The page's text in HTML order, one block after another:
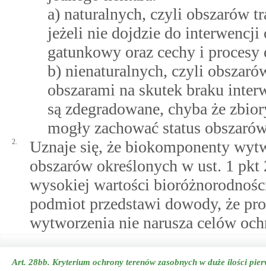
a) naturalnych, czyli obszarów
jeżeli nie dojdzie do interwencji
gatunkowy oraz cechy i procesy
b) nienaturalnych, czyli
obszarami na skutek braku
są zdegradowane, chyba że
mogły zachować status
2.
Uznaje się, że biokomponenty
obszarów określonych w ust. 1
wysokiej wartości
podmiot przedstawi dowody, że
wytworzenia nie narusza celów
Art. 28bb. Kryterium ochrony terenów zasobnych w duże ilości